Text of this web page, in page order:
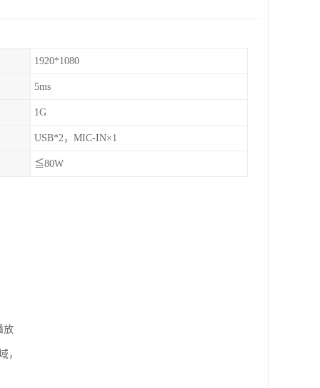
1920*1080
5ms
1G
USB*2，MIC-IN×1
≦80W
放
，